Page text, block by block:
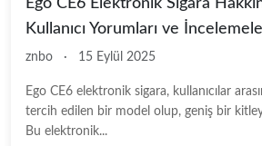
Ego CE6 Elektronik Sigara
Kullanıcı Yorumları ve
znbo · 15 Eylül 2025
Ego CE6 elektronik sigara, kullanıcılar
tercih edilen bir model olup, geniş bir
Bu elektronik...